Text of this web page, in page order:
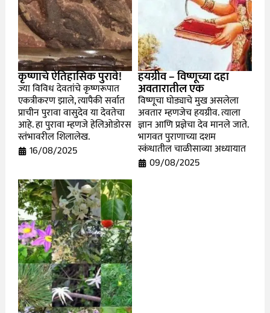
कृष्णाचे ऐतिहासिक पुरावे!
ज्या विविध देवतांचे कृष्णरूपात
एकत्रीकरण झाले, त्यापैकी सर्वात
प्राचीन पुरावा वासुदेव या देवतेचा
आहे. हा पुरावा म्हणजे हेलिओडोरस
स्तंभावरील शिलालेख.
16/08/2025
हयग्रीव – विष्णूच्या दहा
अवतारातील एक
विष्णूचा घोड्याचे मुख असलेला
अवतार म्हणजेच हयग्रीव. त्याला
ज्ञान आणि प्रज्ञेचा देव मानले जाते.
भागवत पुराणाच्या दशम
स्कंधातील चाळीसाव्या अध्यायात
09/08/2025